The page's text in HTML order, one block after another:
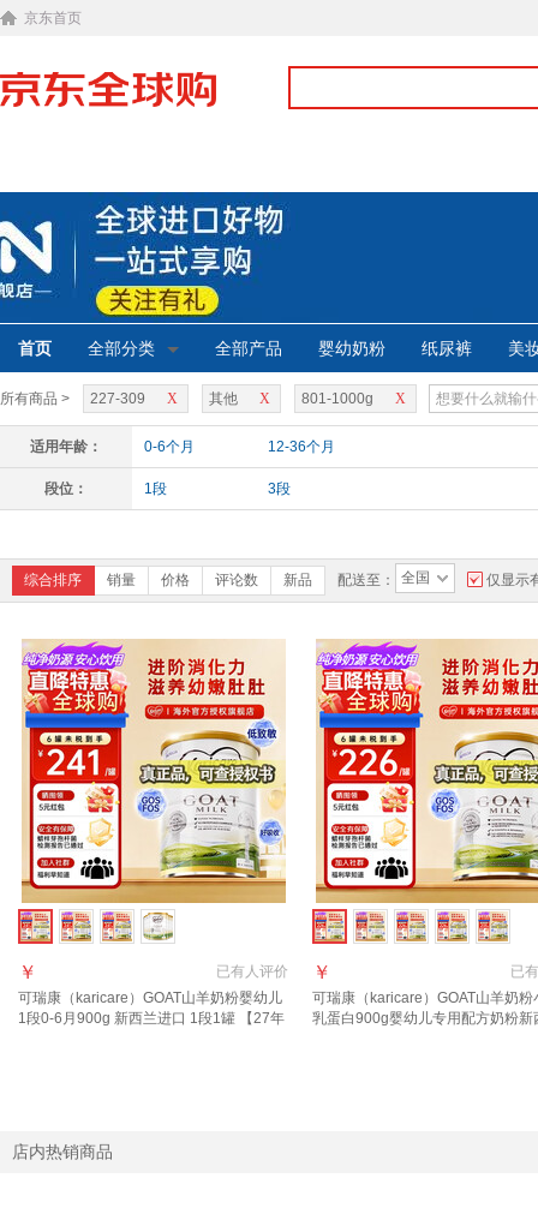
京东首页
首页 全部分类 全部产品 婴幼奶粉 纸尿裤 美
所有商品 > X
227-309 X
其他 X
801-1000g
适用年龄： 0-6个月 12-36个月
段位： 1段 3段
综合排序 销量 价格 评论数 新品 配送至： 全国 仅显示
已有人评价
￥
可瑞康（karicare）GOAT山羊奶粉婴幼儿
1段0-6月900g 新西兰进口 1段1罐 【27年
已有
￥
可瑞康（karicare）GOAT山羊奶粉
乳蛋白900g婴幼儿专用配方奶粉新
店内热销商品